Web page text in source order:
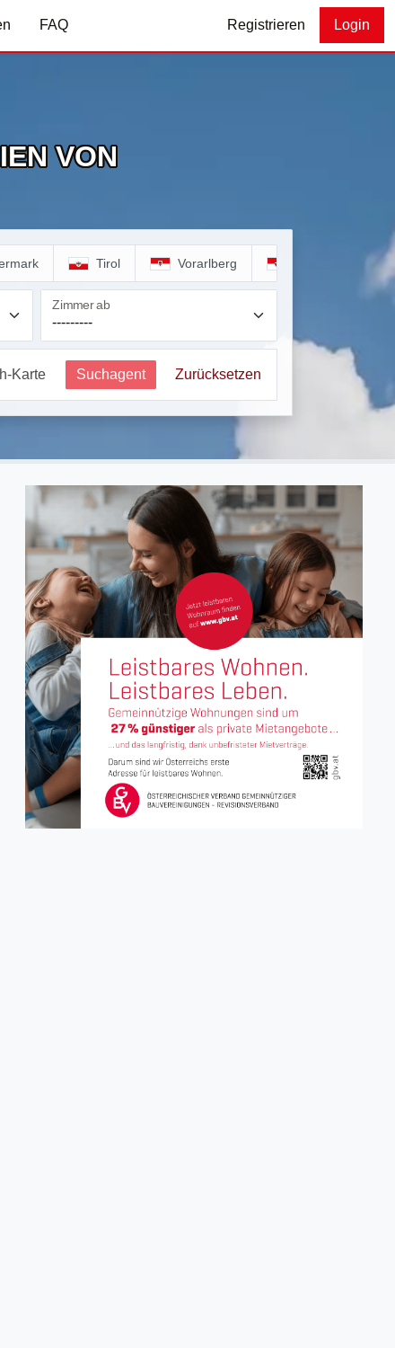
FAQ Registrieren Login
VON
Tirol Vorarlberg
Zimmer ab
Karte Suchagent Zurücksetzen